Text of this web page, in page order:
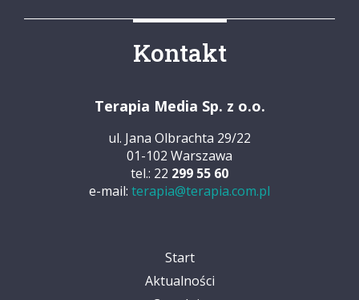
Kontakt
Terapia Media Sp. z o.o.
ul. Jana Olbrachta 29/22
01-102 Warszawa
tel.: 22 299 55 60
e-mail: terapia@terapia.com.pl
Start
Aktualności